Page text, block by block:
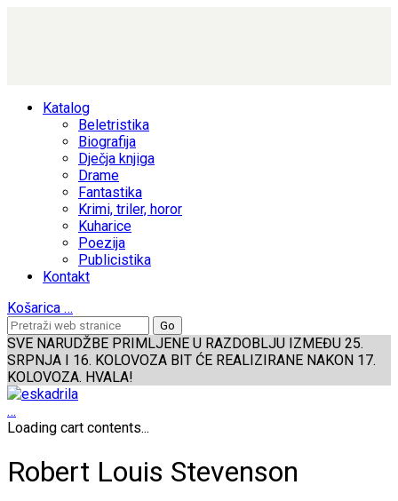
Katalog
Beletristika
Biografija
Dječja knjiga
Drame
Fantastika
Krimi, triler, horor
Kuharice
Poezija
Publicistika
Kontakt
Košarica …
SVE NARUDŽBE PRIMLJENE U RAZDOBLJU IZMEĐU 25.
SRPNJA I 16. KOLOVOZA BIT ĆE REALIZIRANE NAKON 17.
KOLOVOZA. HVALA!
…
Loading cart contents...
Robert Louis Stevenson